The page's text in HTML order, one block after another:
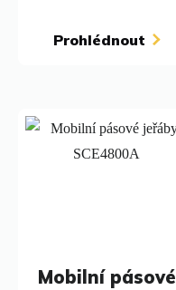
Prohlédnout
Mobilní pásové